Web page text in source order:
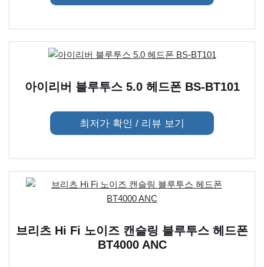
아이리버 블루투스 5.0 헤드폰 BS-BT101
최저가 확인 / 리뷰 보기
브리츠 Hi Fi 노이즈 캔슬링 블루투스 헤드폰
BT4000 ANC